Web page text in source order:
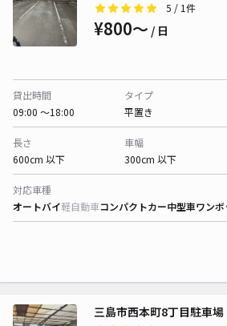
5 / 1件
¥800〜 / 日
貸出時間
09:00 〜18:00
タイプ
平置き
長さ
600cm 以下
車幅
300cm 以下
対応車種
オートバイ軽自動車コンパクトカー中型車ワンボ
三島市西本町8丁目駐車場